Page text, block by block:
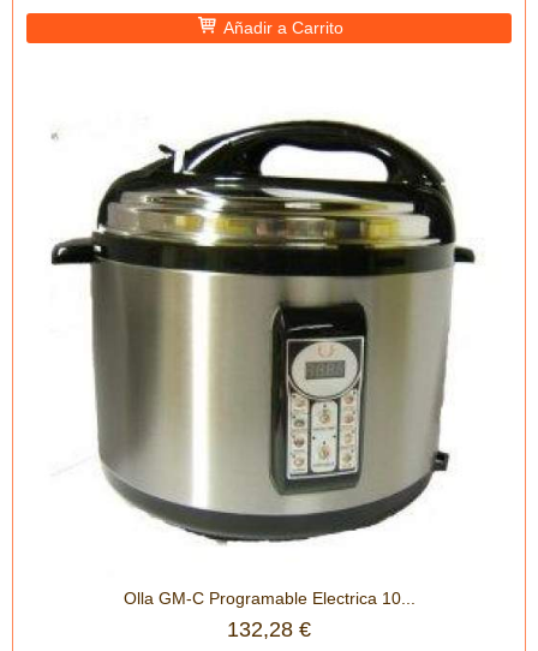
Añadir a Carrito
Olla GM-C Programable Electrica 10...
132,28 €